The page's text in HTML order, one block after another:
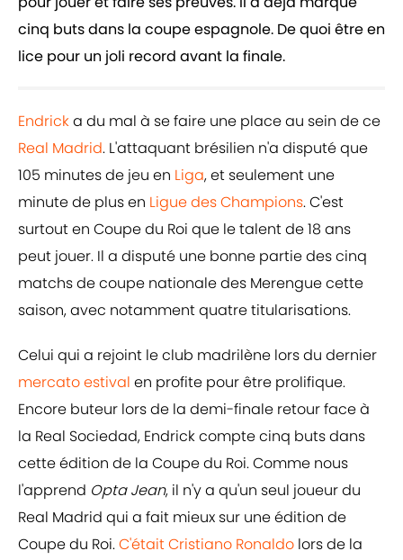
cinq buts dans la coupe espagnole. De quoi être en
lice pour un joli record avant la finale.
Endricka du mal à se faire une place au sein de ce
Real Madrid. L'attaquant brésilien n'a disputé que
105 minutes de jeu en Liga, et seulement une
minute de plus en Ligue des Champions. C'est
surtout en Coupe du Roi que le talent de 18 ans
peut jouer. Il a disputé une bonne partie des cinq
matchs de coupe nationale des Merengue cette
saison, avec notamment quatre titularisations.
Celui qui a rejoint le club madrilène lors du dernier
mercato estival en profite pour être prolifique.
Encore buteur lors de la demi-finale retour face à
la Real Sociedad, Endrick compte cinq buts dans
cette édition de la Coupe du Roi. Comme nous
l'apprend Opta Jean, il n'y a qu'un seul joueur du
Real Madrid qui a fait mieux sur une édition de
Coupe du Roi.C'était Cristiano Ronaldo lors de la